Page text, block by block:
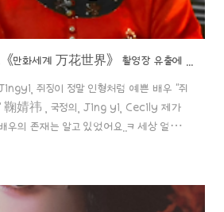
쥐징이 정말 인형처럼 예쁜 배우 "쥐
" 鞠婧祎 , 국정의, Jing yi, Cecily 제가
의 존재는 알고 있었어요..ㅋ 세상 얼굴이
에 천년돌이 있다면 중국에는 사천년돌이
난 여론!! 미친 비주얼로도 못 막은 '원작
기기 月鳞绮纪》이후, 국정의 (쥐징이) 배